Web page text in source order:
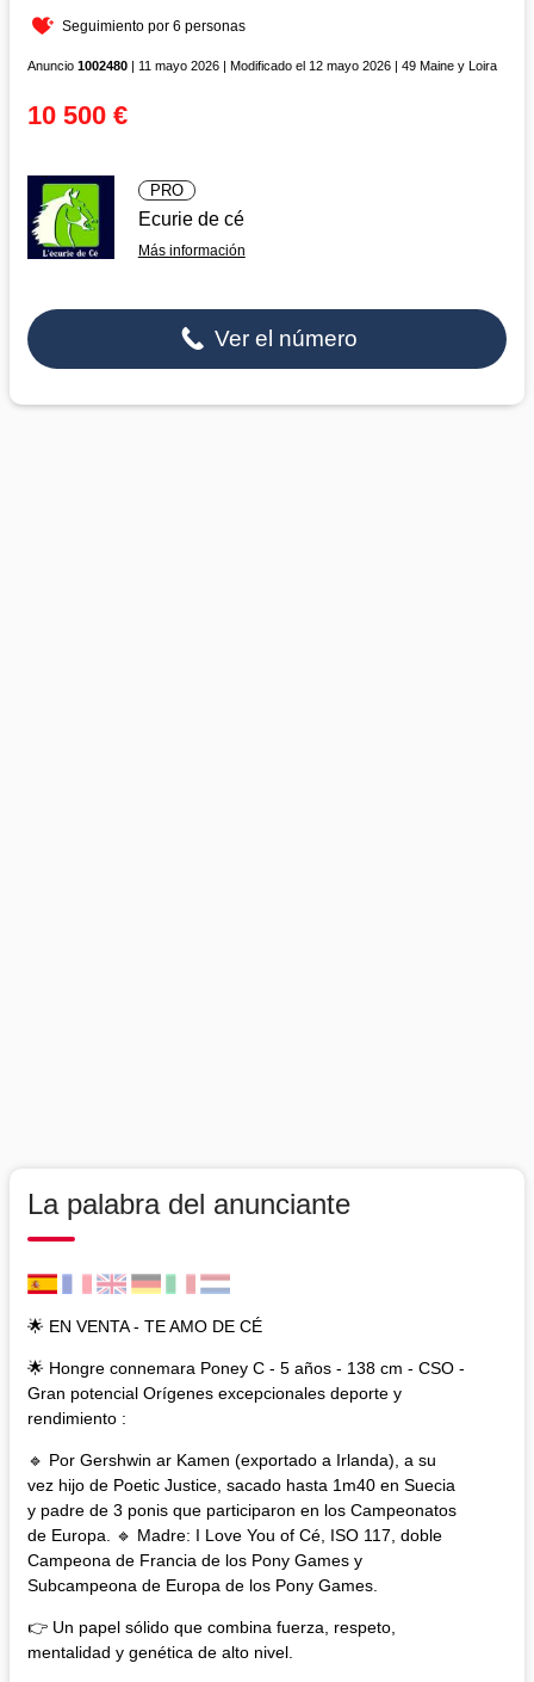
Seguimiento por 6 personas
Anuncio 1002480 | 11 mayo 2026 | Modificado el 12 mayo 2026 | 49 Maine y Loira
10 500 €
PRO
Ecurie de cé
Más información
Ver el número
La palabra del anunciante
🌟 EN VENTA - TE AMO DE CÉ
🌟 Hongre connemara Poney C - 5 años - 138 cm - CSO -
Gran potencial Orígenes excepcionales deporte y
rendimiento :
🔹 Por Gershwin ar Kamen (exportado a Irlanda), a su
vez hijo de Poetic Justice, sacado hasta 1m40 en Suecia
y padre de 3 ponis que participaron en los Campeonatos
de Europa. 🔹 Madre: I Love You of Cé, ISO 117, doble
Campeona de Francia de los Pony Games y
Subcampeona de Europa de los Pony Games.
👉 Un papel sólido que combina fuerza, respeto,
mentalidad y genética de alto nivel.